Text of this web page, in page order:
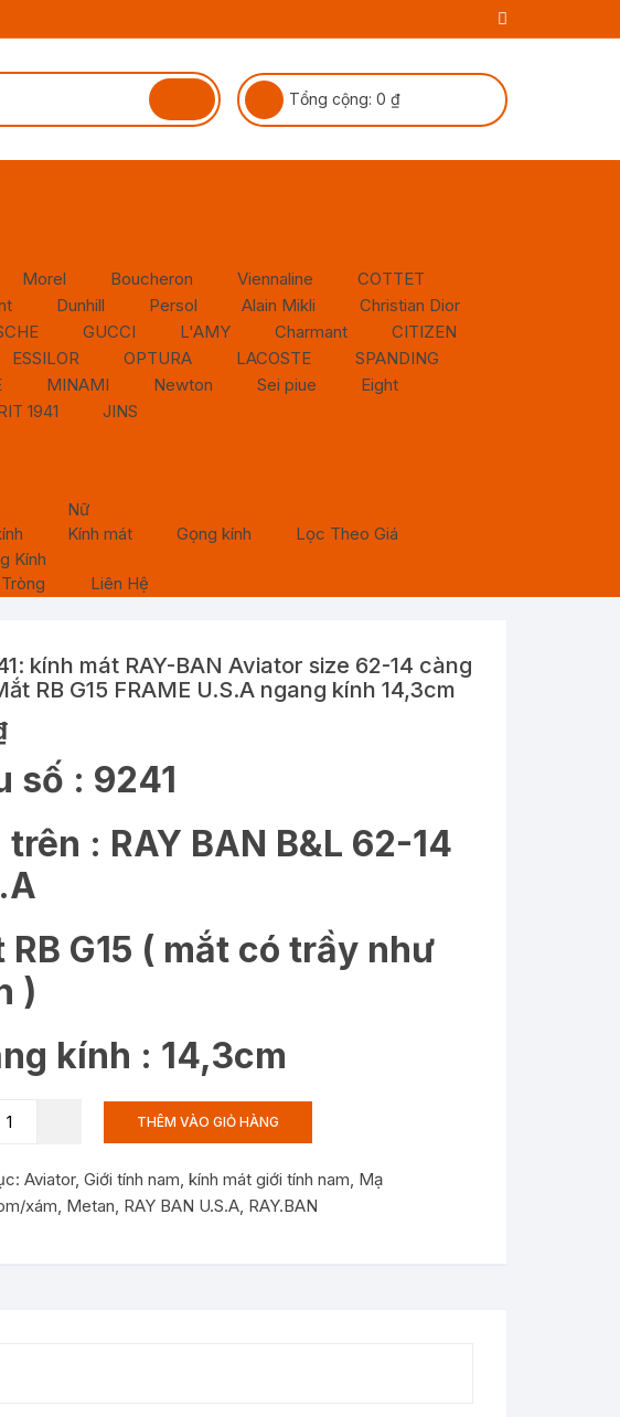
Tổng cộng: 0 ₫
Morel Boucheron Viennaline
COTTET
Dunhill Persol Alain Mikli
Christian Dior
GUCCI L'AMY Charmant
CITIZEN
ESSILOR OPTURA LACOSTE
SPANDING
MINAMI Newton Sei piue
Eight
1941
JINS
Nữ
Kính mát
Gọng kính
Lọc Theo Giá
Kính
Liên Hệ
kính mát RAY-BAN Aviator size 62-14 càng
RB G15 FRAME U.S.A ngang kính 14,3cm
số : 9241
: RAY BAN B&L 62-14
RB G15 ( mắt có trầy như
)
kính : 14,3cm
THÊM VÀO GIỎ HÀNG
Aviator, Giới tính nam, kính mát giới tính nam, Mạ
xám, Metan, RAY BAN U.S.A, RAY.BAN